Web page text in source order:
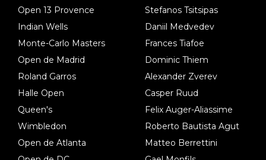
Open 13 Provence
Indian Wells
Monte-Carlo Masters
Open de Madrid
Roland Garros
Halle Open
Queen's
Wimbledon
Open de Atlanta
Stefanos Tsitsipas
Daniil Medvedev
Frances Tiafoe
Dominic Thiem
Alexander Zverev
Casper Ruud
Felix Auger-Aliassime
Roberto Bautista Agut
Matteo Berrettini